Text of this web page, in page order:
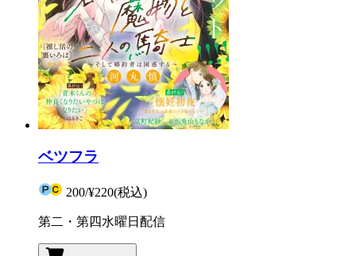
ベツフラ
200/¥220(税込)
第二・第四水曜日配信